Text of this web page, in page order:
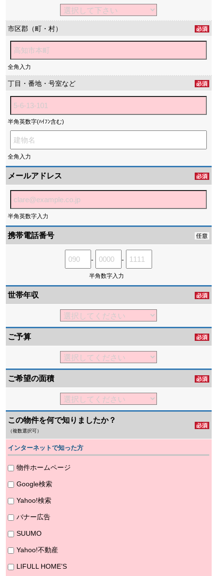
市区郡（町・村）
全角入力
丁目・番地・号室など
半角英数字(ﾊｲﾌﾝ含む)
全角入力
メールアドレス
半角英数字入力
携帯電話番号
- -
半角数字入力
世帯年収
ご予算
ご希望の面積
この物件を何で知りましたか？
（複数選択可）
インターネットで知った方
物件ホームページ
Google検索
Yahoo!検索
バナー広告
SUUMO
Yahoo!不動産
LIFULL HOME’S